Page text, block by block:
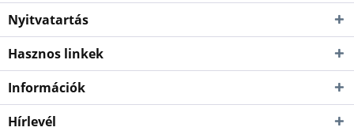
Nyitvatartás
Hasznos linkek
Információk
Hírlevél